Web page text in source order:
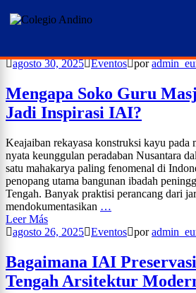
agosto 30, 2025 Eventos por
Mengapa Soko Guru
Jadi Inspirasi IAI?
Keajaiban rekayasa konstruksi kayu pada
nyata keunggulan peradaban Nusantara
satu mahakarya paling fenomenal di
penopang utama bangunan ibadah
Tengah. Banyak praktisi perancang dari
mendokumentasikan …
Leer Más
agosto 26, 2025 Eventos por
Bagaimana IAI
Tengah Arsitektur
de
entradas